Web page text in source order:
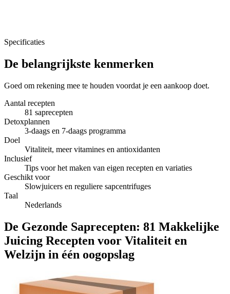
Specificaties
De belangrijkste kenmerken
Goed om rekening mee te houden voordat je een aankoop doet.
Aantal recepten
81 saprecepten
Detoxplannen
3-daags en 7-daags programma
Doel
Vitaliteit, meer vitamines en antioxidanten
Inclusief
Tips voor het maken van eigen recepten en variaties
Geschikt voor
Slowjuicers en reguliere sapcentrifuges
Taal
Nederlands
De Gezonde Saprecepten: 81 Makkelijke
Juicing Recepten voor Vitaliteit en
Welzijn in één oogopslag